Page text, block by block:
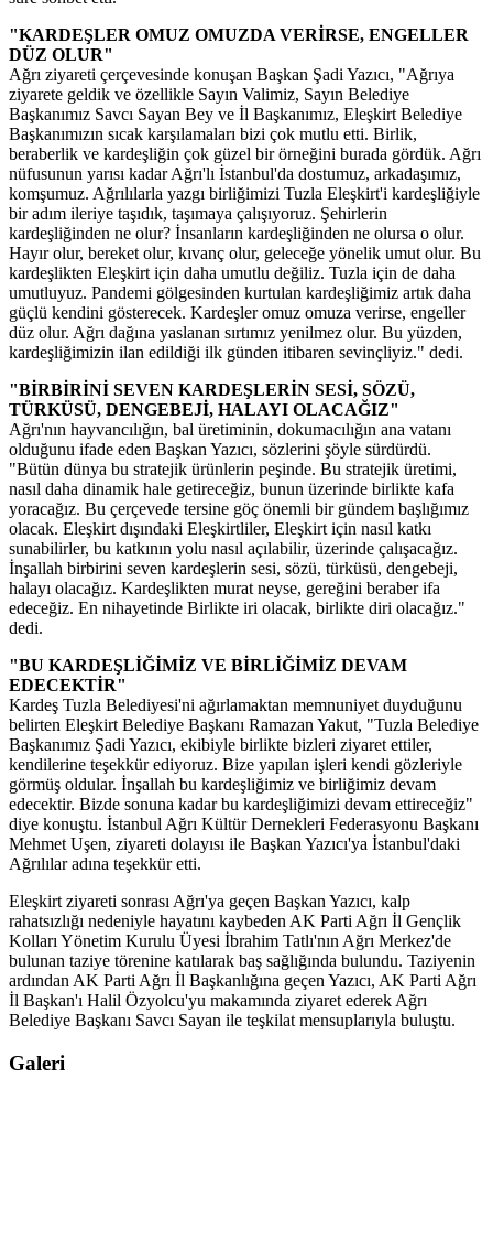
"KARDEŞLER OMUZ OMUZDA VERİRSE, ENGELLER
DÜZ OLUR"
Ağrı ziyareti çerçevesinde konuşan Başkan Şadi Yazıcı, "Ağrıya
ziyarete geldik ve özellikle Sayın Valimiz, Sayın Belediye
Başkanımız Savcı Sayan Bey ve İl Başkanımız, Eleşkirt Belediye
Başkanımızın sıcak karşılamaları bizi çok mutlu etti. Birlik,
beraberlik ve kardeşliğin çok güzel bir örneğini burada gördük. Ağrı
nüfusunun yarısı kadar Ağrı'lı İstanbul'da dostumuz, arkadaşımız,
komşumuz. Ağrılılarla yazgı birliğimizi Tuzla Eleşkirt'i kardeşliğiyle
bir adım ileriye taşıdık, taşımaya çalışıyoruz. Şehirlerin
kardeşliğinden ne olur? İnsanların kardeşliğinden ne olursa o olur.
Hayır olur, bereket olur, kıvanç olur, geleceğe yönelik umut olur. Bu
kardeşlikten Eleşkirt için daha umutlu değiliz. Tuzla için de daha
umutluyuz. Pandemi gölgesinden kurtulan kardeşliğimiz artık daha
güçlü kendini gösterecek. Kardeşler omuz omuza verirse, engeller
düz olur. Ağrı dağına yaslanan sırtımız yenilmez olur. Bu yüzden,
kardeşliğimizin ilan edildiği ilk günden itibaren sevinçliyiz." dedi.
"BİRBİRİNİ SEVEN KARDEŞLERİN SESİ, SÖZÜ,
TÜRKÜSÜ, DENGEBEJİ, HALAYI OLACAĞIZ"
Ağrı'nın hayvancılığın, bal üretiminin, dokumacılığın ana vatanı
olduğunu ifade eden Başkan Yazıcı, sözlerini şöyle sürdürdü.
"Bütün dünya bu stratejik ürünlerin peşinde. Bu stratejik üretimi,
nasıl daha dinamik hale getireceğiz, bunun üzerinde birlikte kafa
yoracağız. Bu çerçevede tersine göç önemli bir gündem başlığımız
olacak. Eleşkirt dışındaki Eleşkirtliler, Eleşkirt için nasıl katkı
sunabilirler, bu katkının yolu nasıl açılabilir, üzerinde çalışacağız.
İnşallah birbirini seven kardeşlerin sesi, sözü, türküsü, dengebeji,
halayı olacağız. Kardeşlikten murat neyse, gereğini beraber ifa
edeceğiz. En nihayetinde Birlikte iri olacak, birlikte diri olacağız."
dedi.
"BU KARDEŞLİĞİMİZ VE BİRLİĞİMİZ DEVAM
EDECEKTİR"
Kardeş Tuzla Belediyesi'ni ağırlamaktan memnuniyet duyduğunu
belirten Eleşkirt Belediye Başkanı Ramazan Yakut, "Tuzla Belediye
Başkanımız Şadi Yazıcı, ekibiyle birlikte bizleri ziyaret ettiler,
kendilerine teşekkür ediyoruz. Bize yapılan işleri kendi gözleriyle
görmüş oldular. İnşallah bu kardeşliğimiz ve birliğimiz devam
edecektir. Bizde sonuna kadar bu kardeşliğimizi devam ettireceğiz"
diye konuştu. İstanbul Ağrı Kültür Dernekleri Federasyonu Başkanı
Mehmet Uşen, ziyareti dolayısı ile Başkan Yazıcı'ya İstanbul'daki
Ağrılılar adına teşekkür etti.
Eleşkirt ziyareti sonrası Ağrı'ya geçen Başkan Yazıcı, kalp
rahatsızlığı nedeniyle hayatını kaybeden AK Parti Ağrı İl Gençlik
Kolları Yönetim Kurulu Üyesi İbrahim Tatlı'nın Ağrı Merkez'de
bulunan taziye törenine katılarak baş sağlığında bulundu. Taziyenin
ardından AK Parti Ağrı İl Başkanlığına geçen Yazıcı, AK Parti Ağrı
İl Başkan'ı Halil Özyolcu'yu makamında ziyaret ederek Ağrı
Belediye Başkanı Savcı Sayan ile teşkilat mensuplarıyla buluştu.
Galeri